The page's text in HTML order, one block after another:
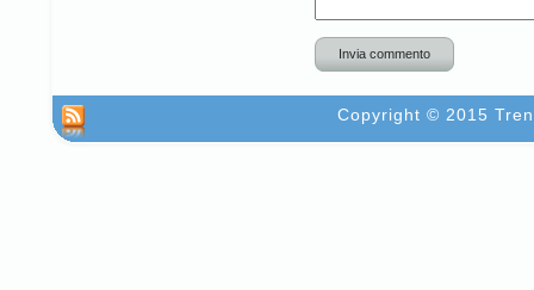
Invia commento
Copyright © 2015